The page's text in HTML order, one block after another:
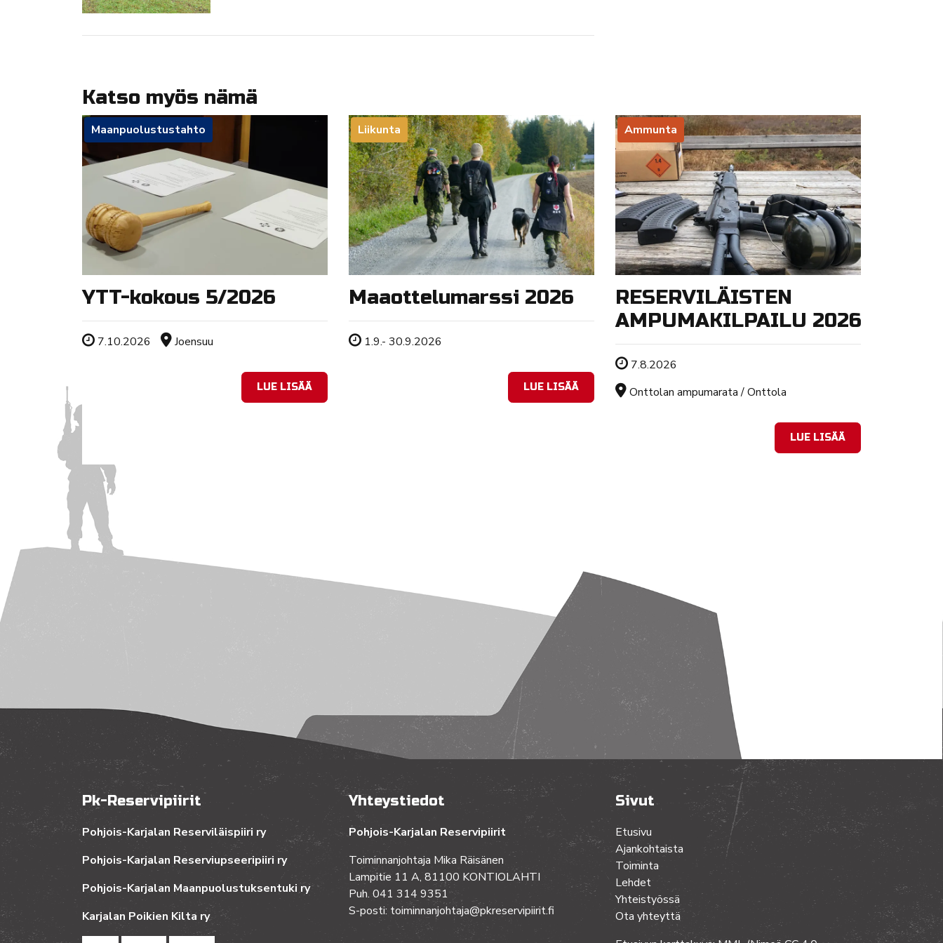
Katso myös nämä
Maanpuolustustahto
YTT-kokous 5/2026
Tapahtuman ajankohta
7.10.2026 Sijainti
Joensuu
LUE LISÄÄ
Liikunta
Maaottelumarssi 2026
Tapahtuman ajankohta
1.9.- 30.9.2026
LUE LISÄÄ
Ammunta
RESERVILÄISTEN
AMPUMAKILPAILU 2026
Tapahtuman ajankohta
7.8.2026
Sijainti
Onttolan ampumarata / Onttola
LUE LISÄÄ
Pk-Reservipiirit
Pohjois-Karjalan Reserviläispiiri ry
Pohjois-Karjalan Reserviupseeripiiri ry
Pohjois-Karjalan Maanpuolustuksentuki ry
Karjalan Poikien Kilta ry
Yhteystiedot
Pohjois-Karjalan Reservipiirit
Toiminnanjohtaja Mika Räisänen
Lampitie 11 A, 81100 KONTIOLAHTI
Puh. 041 314 9351
S-posti: toiminnanjohtaja@pkreservipiirit.fi
Sivut
Etusivu
Ajankohtaista
Toiminta
Lehdet
Yhteistyössä
Ota yhteyttä